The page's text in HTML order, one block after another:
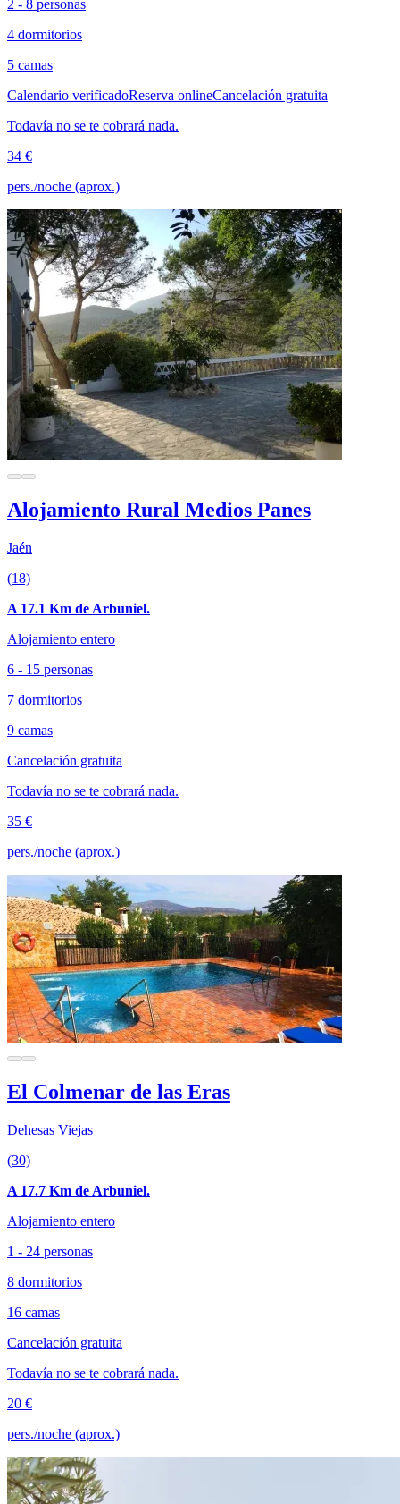
2 - 8 personas
4 dormitorios
5 camas
Calendario verificadoReserva onlineCancelación gratuita
Todavía no se te cobrará nada.
34 €
pers./noche (aprox.)
Alojamiento Rural Medios Panes
Jaén
(18)
A 17.1 Km de Arbuniel.
Alojamiento entero
6 - 15 personas
7 dormitorios
9 camas
Cancelación gratuita
Todavía no se te cobrará nada.
35 €
pers./noche (aprox.)
El Colmenar de las Eras
Dehesas Viejas
(30)
A 17.7 Km de Arbuniel.
Alojamiento entero
1 - 24 personas
8 dormitorios
16 camas
Cancelación gratuita
Todavía no se te cobrará nada.
20 €
pers./noche (aprox.)